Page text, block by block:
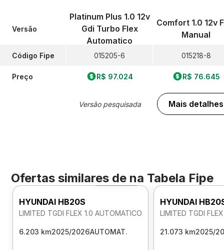
Versão
Código Fipe
Preço
Platinum Plus 1.0 12v
Gdi Turbo Flex
Automatico
015205-6
R$ 97.024
Versão pesquisada
Comfort 1.0 12v
Manual
015218-8
R$ 76.645
Mais detalhes
Ofertas similares de na Tabela Fipe
Foto 360º
HYUNDAI HB20S
LIMITED TGDI FLEX 1.0 AUTOMATICO
6.203 km2025/2026AUTOMAT.
HYUNDAI
LIMITED TGDI
21.073 km2025/